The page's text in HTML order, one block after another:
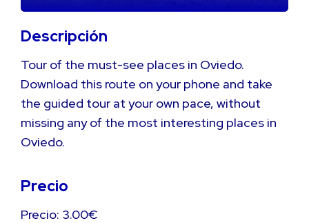
Descripción
Tour of the must-see places in Oviedo.
Download this route on your phone and take
the guided tour at your own pace, without
missing any of the most interesting places in
Oviedo.
Precio
Precio: 3.00€